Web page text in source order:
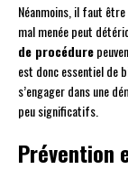
Néanmoins, il faut
mal menée peut
de procédure
est donc essentiel de
s’engager dans une
peu significatifs.
Prévention